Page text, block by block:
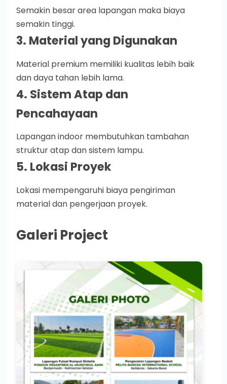
Semakin besar area lapangan maka biaya
semakin tinggi.
3. Material yang Digunakan
Material premium memiliki kualitas lebih baik
dan daya tahan lebih lama.
4. Sistem Atap dan
Pencahayaan
Lapangan indoor membutuhkan tambahan
struktur atap dan sistem lampu.
5. Lokasi Proyek
Lokasi mempengaruhi biaya pengiriman
material dan pengerjaan proyek.
Galeri Project